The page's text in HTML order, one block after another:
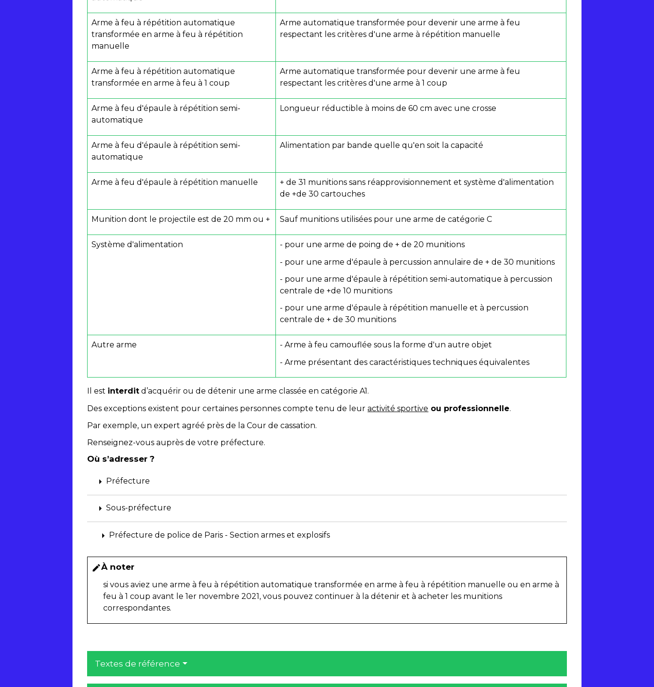
Arme à feu à répétition automatique
transformée en arme à feu à répétition
manuelle
Arme automatique transformée pour devenir une arme à feu
respectant les critères d'une arme à répétition manuelle
Arme à feu à répétition automatique
transformée en arme à feu à 1 coup
Arme automatique transformée pour devenir une arme à feu
respectant les critères d'une arme à 1 coup
Arme à feu d'épaule à répétition semi-
automatique
Longueur réductible à moins de 60 cm avec une crosse
Arme à feu d'épaule à répétition semi-
automatique
Alimentation par bande quelle qu'en soit la capacité
Arme à feu d'épaule à répétition manuelle
+ de 31 munitions sans réapprovisionnement et système d'alimentation
de +de 30 cartouches
Munition dont le projectile est de 20 mm ou + Sauf munitions utilisées pour une arme de catégorie C
Système d'alimentation
- pour une arme de poing de + de 20 munitions
- pour une arme d'épaule à percussion annulaire de + de 30 munitions
- pour une arme d'épaule à répétition semi-automatique à percussion
centrale de +de 10 munitions
- pour une arme d'épaule à répétition manuelle et à percussion
centrale de + de 30 munitions
Autre arme
- Arme à feu camouflée sous la forme d'un autre objet
- Arme présentant des caractéristiques techniques équivalentes
Il est interdit d’acquérir ou de détenir une arme classée en catégorie A1.
Des exceptions existent pour certaines personnes compte tenu de leuractivité sportive ou professionnelle.
Par exemple, un expert agréé près de la Cour de cassation.
Renseignez-vous auprès de votre préfecture.
Où s’adresser ?
arrow_right Préfecture
arrow_rightSous-préfecture
arrow_right Préfecture de police de Paris - Section armes et explosifs
editÀ noter
si vous aviez une arme à feu à répétition automatique transformée en arme à feu à répétition manuelle ou en arme à
feu à 1 coup avant le 1er novembre 2021, vous pouvez continuer à la détenir et à acheter les munitions
correspondantes.
Textes de référence